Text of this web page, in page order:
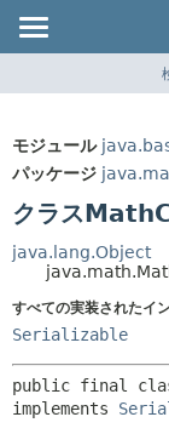
パッケージ
使用
ツリー
プレビュー
新規
非推奨
索引
モジュール
パッケージ
クラス
java.lang.Object
すべての実装されたイ
Serializable
public final
implements